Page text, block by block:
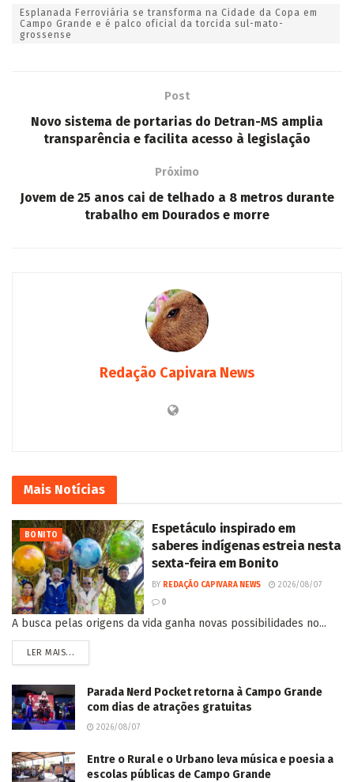
Esplanada Ferroviária se transforma na Cidade da Copa em
Campo Grande e é palco oficial da torcida sul-mato-
grossense
Post
Novo sistema de portarias do Detran-MS amplia
transparência e facilita acesso à legislação
Próximo
Jovem de 25 anos cai de telhado a 8 metros durante
trabalho em Dourados e morre
Redação Capivara News
Mais Notícias
BONITO
Espetáculo inspirado em
saberes indígenas estreia nesta
sexta-feira em Bonito
BY REDAÇÃO CAPIVARA NEWS
2026/08/07
0
A busca pelas origens da vida ganha novas possibilidades no...
LER MAIS...
Parada Nerd Pocket retorna à Campo Grande
com dias de atrações gratuitas
2026/08/07
Entre o Rural e o Urbano leva música e poesia a
escolas públicas de Campo Grande